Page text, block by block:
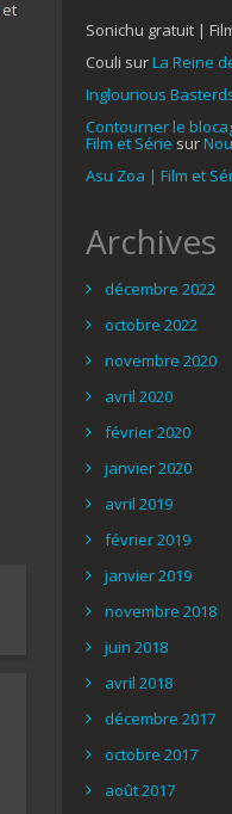
et
Sonichu gratuit |
Couli surLa Reine
Inglourious
Contourner le
Film et Série sur
Asu Zoa | Film et
Archives
décembre 2022
octobre 2022
novembre 2020
avril 2020
février 2020
janvier 2020
avril 2019
février 2019
janvier 2019
novembre 2018
juin 2018
avril 2018
décembre 2017
octobre 2017
août 2017